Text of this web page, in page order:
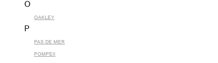
O
OAKLEY
P
PAS DE MER
POMPEII